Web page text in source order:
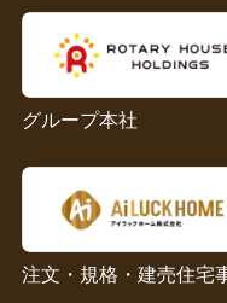
グループ本社
注文・規格・建売住宅